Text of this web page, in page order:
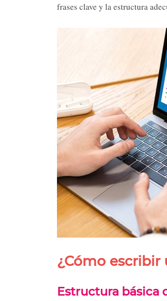
frases clave y la estructura
¿Cómo escribir
Estructura básica